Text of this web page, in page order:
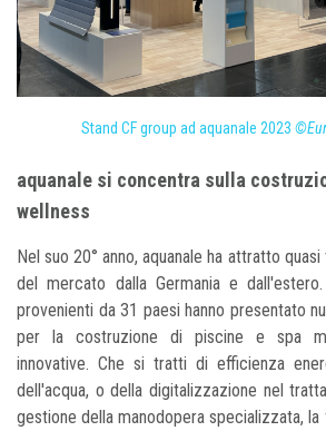
Stand CF group ad aquanale 2023
aquanale si concentra sulla
wellness
Nel suo 20° anno, aquanale ha attratto
del mercato dalla Germania e
provenienti da 31 paesi hanno presentato
per la costruzione di piscine e spa
innovative. Che si tratti di efficienza
dell'acqua, o della digitalizzazione nel
gestione della manodopera specializzata,